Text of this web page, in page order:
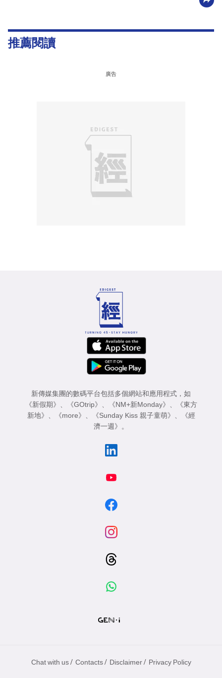
推薦閱讀
廣告
新傳媒集團的數碼平台包括多個網站和應用程式，如
《新假期》
《GOtrip》 《NM+新Monday》
《東方
新地》
《more》 《Sunday Kiss 親子童萌》
《經
濟一週》
。
Chat with us / Contacts / Disclaimer / Privacy Policy